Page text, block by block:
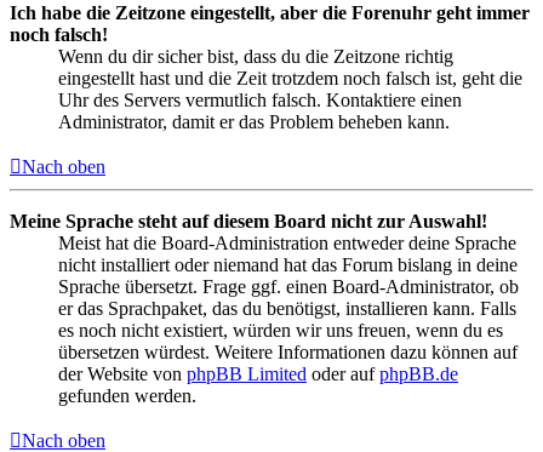
Ich habe die Zeitzone eingestellt, aber die Forenuhr geht immer
noch falsch!
Wenn du dir sicher bist, dass du die Zeitzone richtig
eingestellt hast und die Zeit trotzdem noch falsch ist, geht die
Uhr des Servers vermutlich falsch. Kontaktiere einen
Administrator, damit er das Problem beheben kann.
Nach oben
Meine Sprache steht auf diesem Board nicht zur Auswahl!
Meist hat die Board-Administration entweder deine Sprache
nicht installiert oder niemand hat das Forum bislang in deine
Sprache übersetzt. Frage ggf. einen Board-Administrator, ob
er das Sprachpaket, das du benötigst, installieren kann. Falls
es noch nicht existiert, würden wir uns freuen, wenn du es
übersetzen würdest. Weitere Informationen dazu können auf
der Website von phpBB Limited oder aufphpBB.de
gefunden werden.
Nach oben